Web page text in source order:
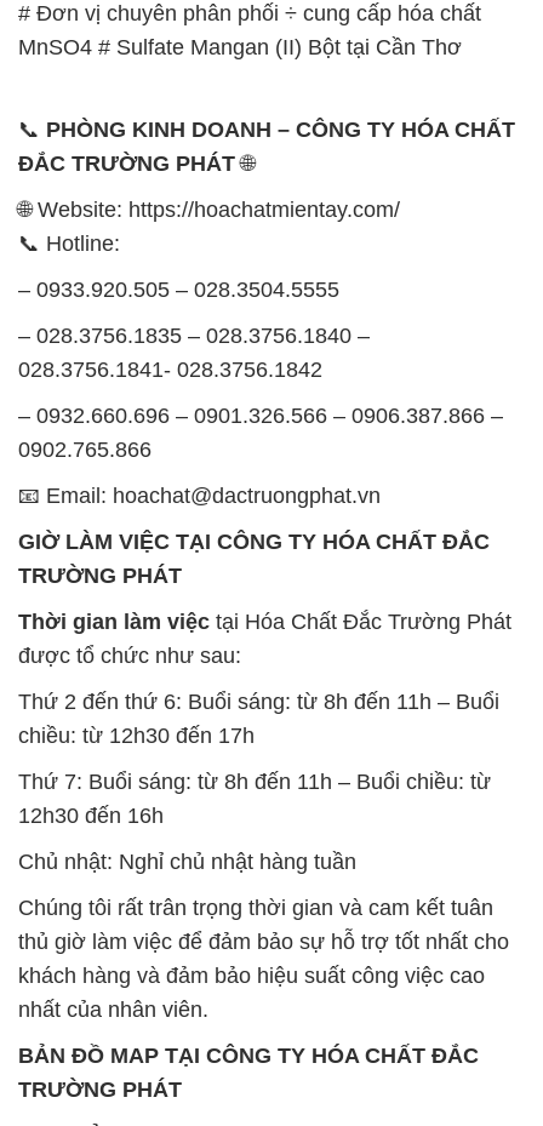
ĐẮC TRƯỜNG PHÁT 🌐
🌐 Website: https://hoachatmientay.com/
– 0933.920.505 – 028.3504.5555
028.3756.1841- 028.3756.1842
0902.765.866
📧 Email: hoachat@dactruongphat.vn
TRƯỜNG PHÁT
được tổ chức như sau:
Thứ 2 đến thứ 6: Buổi sáng: từ 8h đến 11h – Buổi
chiều: từ 12h30 đến 17h
Thứ 7: Buổi sáng: từ 8h đến 11h – Buổi chiều: từ
12h30 đến 16h
Chủ nhật: Nghỉ chủ nhật hàng tuần
thủ giờ làm việc để đảm bảo sự hỗ trợ tốt nhất cho
khách hàng và đảm bảo hiệu suất công việc cao
nhất của nhân viên.
BẢN ĐỒ MAP TẠI CÔNG TY HÓA CHẤT ĐẮC
TRƯỜNG PHÁT
ĐỊA CHỈ: 1229C Quốc lộ 1A, Phường Bình Trị
Đông B, Quận Bình Tân, Sài Gòn TP. Hồ Chí
Minh